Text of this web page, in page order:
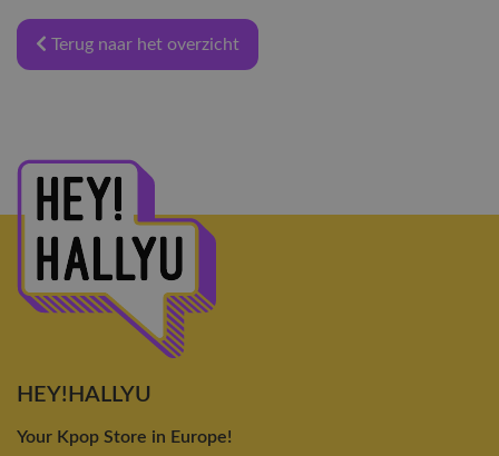
Terug naar het overzicht
HEY!HALLYU
Your Kpop Store in Europe!